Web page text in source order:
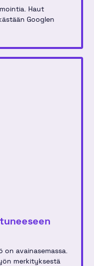
Haut
Googlen
avainasemassa.
merkityksestä